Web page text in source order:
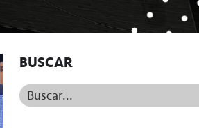
BUSCAR
Buscar...